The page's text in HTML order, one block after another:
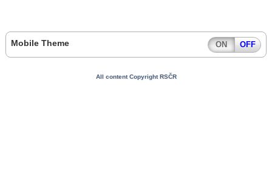
Mobile Theme ON OFF
All content Copyright RSČR